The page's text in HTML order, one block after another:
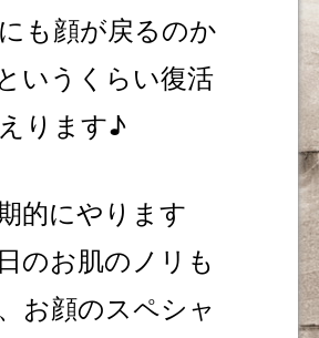
も顔が戻るのか
というくらい復活
ります♪
的にやります
のお肌のノリも
お顔のスペシャ